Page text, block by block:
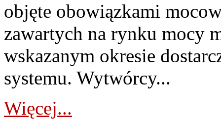
objęte obowiązkami
zawartych na rynku mocy
wskazanym okresie
systemu. Wytwórcy...
Więcej...